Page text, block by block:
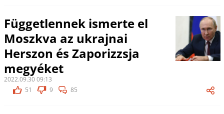
Függetlennek ismerte el
Moszkva az ukrajnai
Herszon és Zaporizzsja
megyéket
2022.09.30 09:13
51
9 85